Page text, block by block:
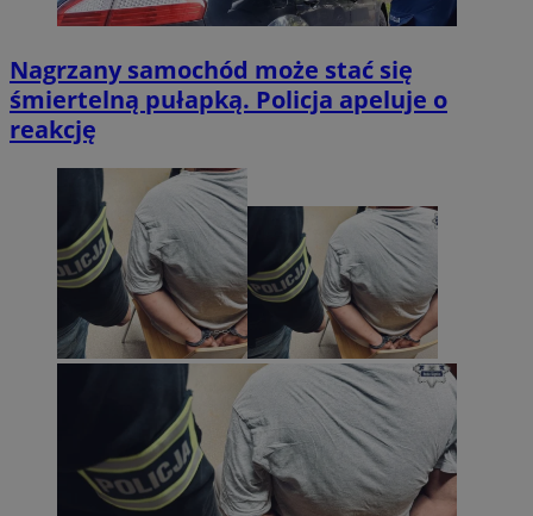
Nagrzany samochód może stać się
śmiertelną pułapką. Policja apeluje o
reakcję